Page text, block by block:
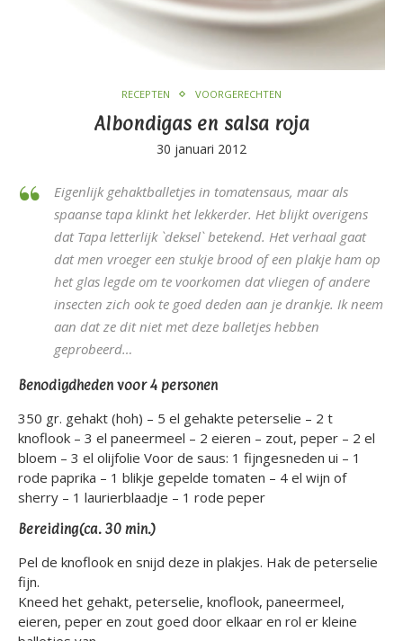
RECEPTEN VOORGERECHTEN
Albondigas en salsa roja
30 januari 2012
Eigenlijk gehaktballetjes in tomatensaus, maar als
spaanse tapa klinkt het lekkerder. Het blijkt overigens
dat Tapa letterlijk `deksel` betekend. Het verhaal gaat
dat men vroeger een stukje brood of een plakje ham op
het glas legde om te voorkomen dat vliegen of andere
insecten zich ook te goed deden aan je drankje. Ik neem
aan dat ze dit niet met deze balletjes hebben
geprobeerd…
Benodigdheden voor 4 personen
350 gr. gehakt (hoh) – 5 el gehakte peterselie – 2 t
knoflook – 3 el paneermeel – 2 eieren – zout, peper – 2 el
bloem – 3 el olijfolie Voor de saus: 1 fijngesneden ui – 1
rode paprika – 1 blikje gepelde tomaten – 4 el wijn of
sherry – 1 laurierblaadje – 1 rode peper
Bereiding(ca. 30 min.)
Pel de knoflook en snijd deze in plakjes. Hak de peterselie
fijn.
Kneed het gehakt, peterselie, knoflook, paneermeel,
eieren, peper en zout goed door elkaar en rol er kleine